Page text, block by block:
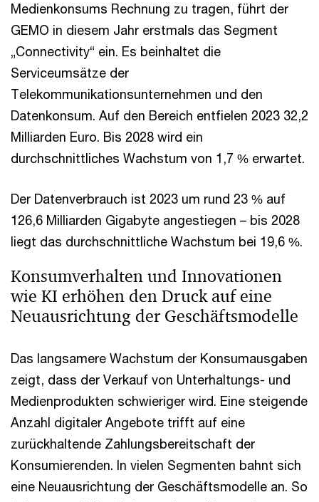
Medienkonsums Rechnung zu tragen, führt der
GEMO in diesem Jahr erstmals das Segment
„Connectivity“ ein. Es beinhaltet die
Serviceumsätze der
Telekommunikationsunternehmen und den
Datenkonsum. Auf den Bereich entfielen 2023 32,2
Milliarden Euro. Bis 2028 wird ein
durchschnittliches Wachstum von 1,7 % erwartet.
Der Datenverbrauch ist 2023 um rund 23 % auf
126,6 Milliarden Gigabyte angestiegen – bis 2028
liegt das durchschnittliche Wachstum bei 19,6 %.
Konsumverhalten und Innovationen
wie KI erhöhen den Druck auf eine
Neuausrichtung der Geschäftsmodelle
Das langsamere Wachstum der Konsumausgaben
zeigt, dass der Verkauf von Unterhaltungs- und
Medienprodukten schwieriger wird. Eine steigende
Anzahl digitaler Angebote trifft auf eine
zurückhaltende Zahlungsbereitschaft der
Konsumierenden. In vielen Segmenten bahnt sich
eine Neuausrichtung der Geschäftsmodelle an. So